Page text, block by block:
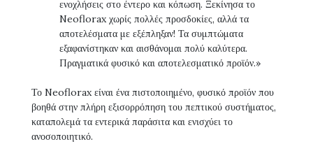
ενοχλήσεις στο έντερο και κόπωση. Ξεκίνησα το
Neoflorax χωρίς πολλές προσδοκίες, αλλά τα
αποτελέσματα με εξέπληξαν! Τα συμπτώματα
εξαφανίστηκαν και αισθάνομαι πολύ καλύτερα.
Πραγματικά φυσικό και αποτελεσματικό προϊόν.»
Το Neoflorax είναι ένα πιστοποιημένο, φυσικό προϊόν που
βοηθά στην πλήρη εξισορρόπηση του πεπτικού συστήματος,
καταπολεμά τα εντερικά παράσιτα και ενισχύει το
ανοσοποιητικό.